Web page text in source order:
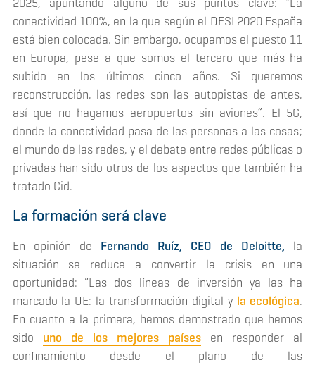
conectividad 100%, en la que según el DESI 2020 España
está bien colocada. Sin embargo, ocupamos el puesto 11
en Europa, pese a que somos el tercero que más ha
subido en los últimos cinco años. Si queremos
reconstrucción, las redes son las autopistas de antes,
así que no hagamos aeropuertos sin aviones”. El 5G,
donde la conectividad pasa de las personas a las cosas;
el mundo de las redes, y el debate entre redes públicas o
privadas han sido otros de los aspectos que también ha
tratado Cid.
La formación será clave
En opinión de Fernando Ruíz, CEO de Deloitte, la
situación se reduce a convertir la crisis en una
oportunidad: “Las dos líneas de inversión ya las ha
marcado la UE: la transformación digital y la ecológica.
En cuanto a la primera, hemos demostrado que hemos
sido uno de los mejores países en responder al
confinamiento desde el plano de las